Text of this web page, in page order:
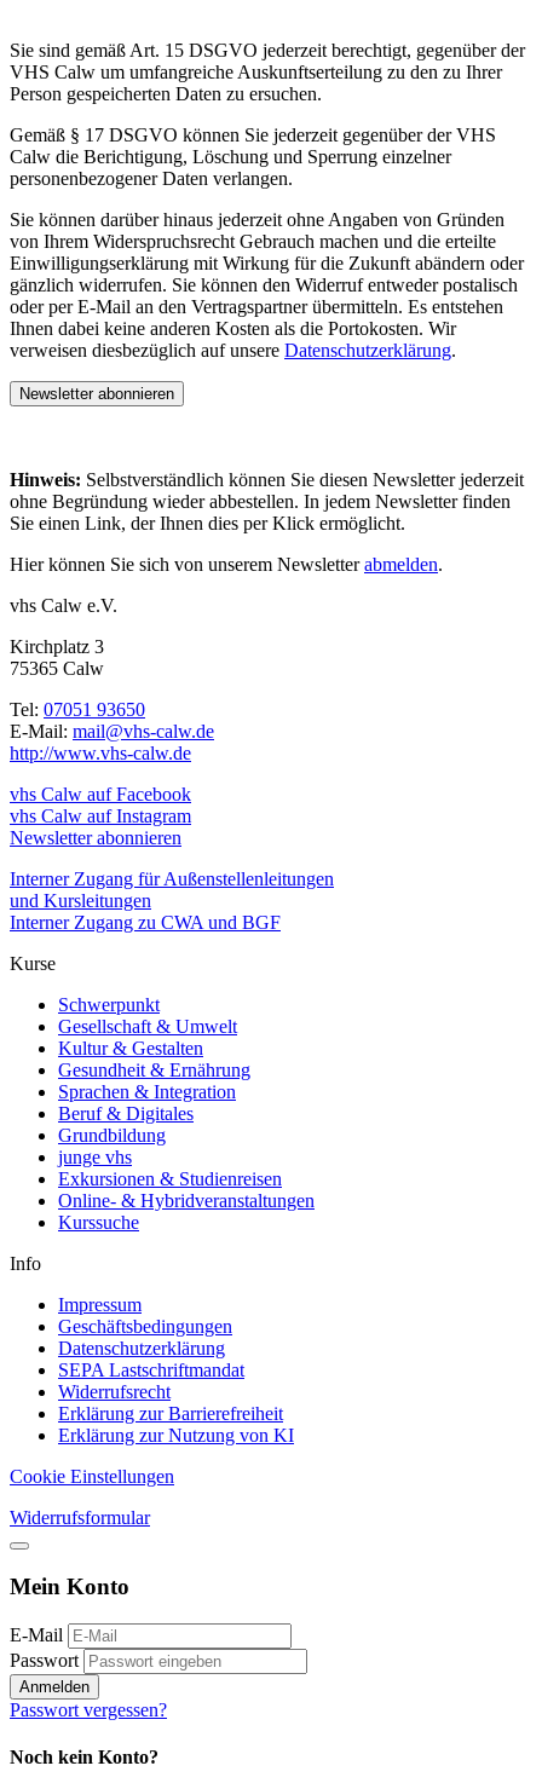
Sie sind gemäß Art. 15 DSGVO jederzeit berechtigt, gegenüber der
VHS Calw um umfangreiche Auskunftserteilung zu den zu Ihrer
Person gespeicherten Daten zu ersuchen.
Gemäß § 17 DSGVO können Sie jederzeit gegenüber der VHS
Calw die Berichtigung, Löschung und Sperrung einzelner
personenbezogener Daten verlangen.
Sie können darüber hinaus jederzeit ohne Angaben von Gründen
von Ihrem Widerspruchsrecht Gebrauch machen und die erteilte
Einwilligungserklärung mit Wirkung für die Zukunft abändern oder
gänzlich widerrufen. Sie können den Widerruf entweder postalisch
oder per E-Mail an den Vertragspartner übermitteln. Es entstehen
Ihnen dabei keine anderen Kosten als die Portokosten. Wir
verweisen diesbezüglich auf unsere Datenschutzerklärung.
Newsletter abonnieren
Hinweis: Selbstverständlich können Sie diesen Newsletter jederzeit
ohne Begründung wieder abbestellen. In jedem Newsletter finden
Sie einen Link, der Ihnen dies per Klick ermöglicht.
Hier können Sie sich von unserem Newsletterabmelden.
vhs Calw e.V.
Kirchplatz 3
75365 Calw
Tel: 07051 93650
E-Mail: mail@vhs-calw.de
http://www.vhs-calw.de
vhs Calw auf Facebook
vhs Calw auf Instagram
Newsletter abonnieren
Interner Zugang für Außenstellenleitungen
und Kursleitungen
Interner Zugang zu CWA und BGF
Kurse
Schwerpunkt
Gesellschaft & Umwelt
Kultur & Gestalten
Gesundheit & Ernährung
Sprachen & Integration
Beruf & Digitales
Grundbildung
junge vhs
Exkursionen & Studienreisen
Online- & Hybridveranstaltungen
Kurssuche
Info
Impressum
Geschäftsbedingungen
Datenschutzerklärung
SEPA Lastschriftmandat
Widerrufsrecht
Erklärung zur Barrierefreiheit
Erklärung zur Nutzung von KI
Cookie Einstellungen
Widerrufsformular
Mein Konto
E-Mail
Passwort
Anmelden
Passwort vergessen?
Noch kein Konto?